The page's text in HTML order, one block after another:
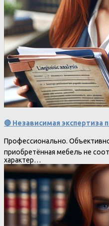
🔴 Независимая экспертиза
Профессионально.
приобретённая мебель не
характер…